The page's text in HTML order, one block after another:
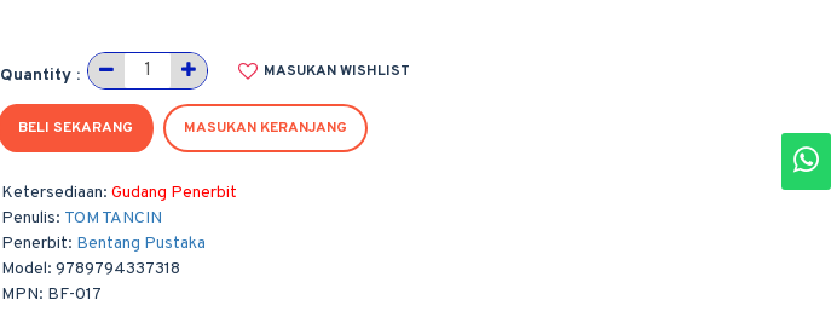
Ketersediaan: Gudang Penerbit
Penulis: TOM TANCIN
Penerbit: Bentang Pustaka
Model: 9789794337318
MPN: BF-017
Quantity : MASUKAN WISHLIST
BELI SEKARANG MASUKAN KERANJANG